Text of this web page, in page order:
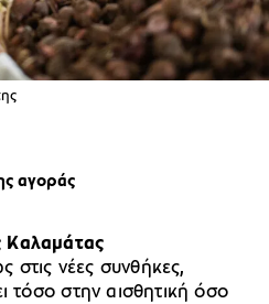
αγοράς
Καλαμάτας
στις νέες συνθήκες,
τόσο στην αισθητική όσο